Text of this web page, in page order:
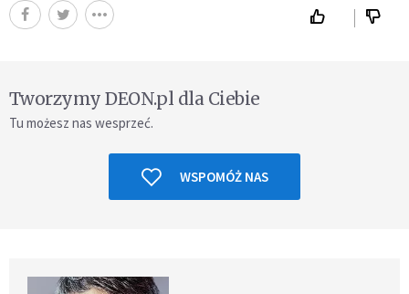
Tworzymy DEON.pl dla Ciebie
Tu możesz nas wesprzeć.
WSPOMÓŻ NAS